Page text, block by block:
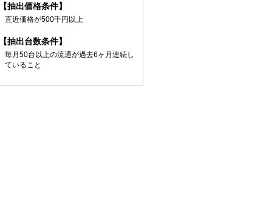
【抽出価格条件】
直近価格が500千円以上
【抽出台数条件】
毎月50台以上の流通が過去6ヶ月連続し
ていること